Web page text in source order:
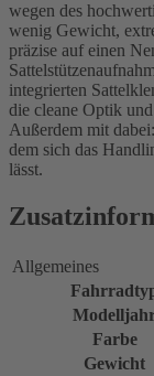
wegen des
wenig Gewicht,
präzise auf einen
integrierten
die cleane Optik
Außerdem mit
dem sich das
lässt.
Allgemeines
Farbe
Gewicht